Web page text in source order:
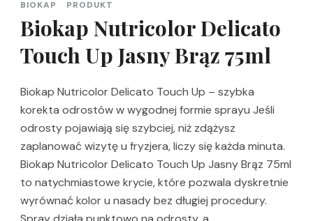
BIOKAP PRODUKT
Biokap Nutricolor Delicato
Touch Up Jasny Brąz 75ml
Biokap Nutricolor Delicato Touch Up – szybka
korekta odrostów w wygodnej formie sprayu Jeśli
odrosty pojawiają się szybciej, niż zdążysz
zaplanować wizytę u fryzjera, liczy się każda minuta.
Biokap Nutricolor Delicato Touch Up Jasny Brąz 75ml
to natychmiastowe krycie, które pozwala dyskretnie
wyrównać kolor u nasady bez długiej procedury.